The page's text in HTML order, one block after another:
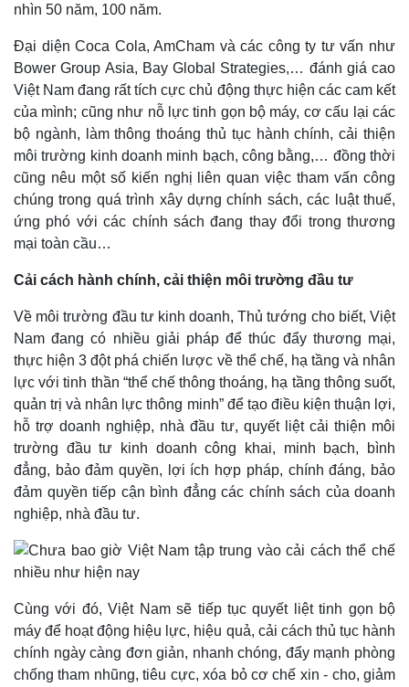
Pháp luật
Vụ án
Tin nóng
Tư vấn luật
Quân sự - Quốc phòng
Vũ khí
Việt Nam
Phân tích
nhìn 50 năm, 100 năm.
Đại diện Coca Cola, AmCham và các công ty tư vấn như
Bower Group Asia, Bay Global Strategies,… đánh giá cao
Việt Nam đang rất tích cực chủ động thực hiện các cam kết
của mình; cũng như nỗ lực tinh gọn bộ máy, cơ cấu lại các
bộ ngành, làm thông thoáng thủ tục hành chính, cải thiện
môi trường kinh doanh minh bạch, công bằng,… đồng thời
cũng nêu một số kiến nghị liên quan việc tham vấn công
chúng trong quá trình xây dựng chính sách, các luật thuế,
ứng phó với các chính sách đang thay đổi trong thương
mại toàn cầu…
Cải cách hành chính, cải thiện môi trường đầu tư
Về môi trường đầu tư kinh doanh, Thủ tướng cho biết, Việt
Nam đang có nhiều giải pháp để thúc đẩy thương mại,
thực hiện 3 đột phá chiến lược về thể chế, hạ tầng và nhân
lực với tinh thần “thể chế thông thoáng, hạ tầng thông suốt,
quản trị và nhân lực thông minh” để tạo điều kiện thuận lợi,
hỗ trợ doanh nghiệp, nhà đầu tư, quyết liệt cải thiện môi
trường đầu tư kinh doanh công khai, minh bạch, bình
đẳng, bảo đảm quyền, lợi ích hợp pháp, chính đáng, bảo
đảm quyền tiếp cận bình đẳng các chính sách của doanh
nghiệp, nhà đầu tư.
Cùng với đó, Việt Nam sẽ tiếp tục quyết liệt tinh gọn bộ
máy để hoạt động hiệu lực, hiệu quả, cải cách thủ tục hành
chính ngày càng đơn giản, nhanh chóng, đẩy mạnh phòng
chống tham nhũng, tiêu cực, xóa bỏ cơ chế xin - cho, giảm